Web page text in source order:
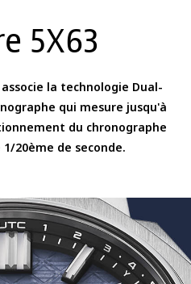
5X63
la technologie Dual-
qui mesure jusqu'à
du chronographe
1/20ème de seconde.